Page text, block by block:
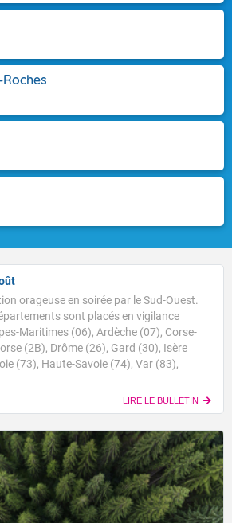
orageuse en soirée par le Sud-Ouest.
sont placés en vigilance
Maritimes (06), Ardèche (07), Corse-
(2B), Drôme (26), Gard (30), Isère
(73), Haute-Savoie (74), Var (83),
LIRE LE BULLETIN